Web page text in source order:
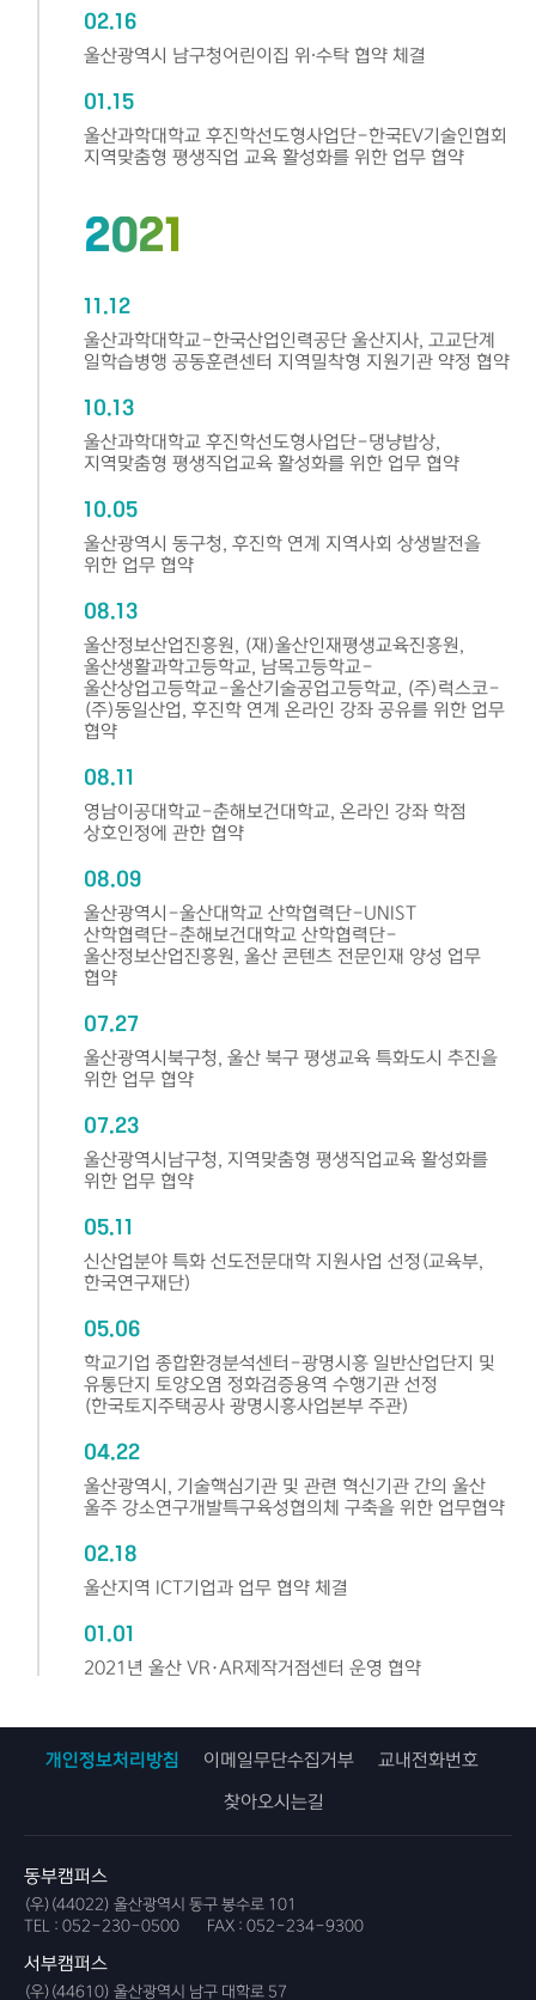
02.16
울산광역시 남구청어린이집 위⸱수탁 협약 체결
01.15
울산과학대학교 후진학선도형사업단-한국EV기술인협회
지역맞춤형 평생직업 교육 활성화를 위한 업무 협약
2021
11.12
울산과학대학교-한국산업인력공단 울산지사, 고교단계
일학습병행 공동훈련센터 지역밀착형 지원기관 약정 협약
10.13
울산과학대학교 후진학선도형사업단-댕냥밥상,
지역맞춤형 평생직업교육 활성화를 위한 업무 협약
10.05
울산광역시 동구청, 후진학 연계 지역사회 상생발전을
위한 업무 협약
08.13
울산정보산업진흥원, (재)울산인재평생교육진흥원,
울산생활과학고등학교, 남목고등학교-
울산상업고등학교-울산기술공업고등학교, (주)럭스코-
(주)동일산업, 후진학 연계 온라인 강좌 공유를 위한 업무
협약
08.11
영남이공대학교-춘해보건대학교, 온라인 강좌 학점
상호인정에 관한 협약
08.09
울산광역시-울산대학교 산학협력단-UNIST
산학협력단-춘해보건대학교 산학협력단-
울산정보산업진흥원, 울산 콘텐츠 전문인재 양성 업무
협약
07.27
울산광역시북구청, 울산 북구 평생교육 특화도시 추진을
위한 업무 협약
07.23
울산광역시남구청, 지역맞춤형 평생직업교육 활성화를
위한 업무 협약
05.11
신산업분야 특화 선도전문대학 지원사업 선정(교육부,
한국연구재단)
05.06
학교기업 종합환경분석센터-광명시흥 일반산업단지 및
유통단지 토양오염 정화검증용역 수행기관 선정
(한국토지주택공사 광명시흥사업본부 주관)
04.22
울산광역시, 기술핵심기관 및 관련 혁신기관 간의 울산
울주 강소연구개발특구육성협의체 구축을 위한 업무협약
02.18
울산지역 ICT기업과 업무 협약 체결
01.01
2021년 울산 VR·AR제작거점센터 운영 협약
개인정보처리방침 이메일무단수집거부 교내전화번호
찾아오시는길
동부캠퍼스
(우)(44022) 울산광역시 동구 봉수로 101
TEL : 052-230-0500 FAX : 052-234-9300
서부캠퍼스
(우)(44610) 울산광역시 남구 대학로 57